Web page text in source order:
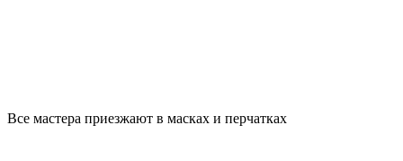
Все мастера приезжают в масках и перчатках